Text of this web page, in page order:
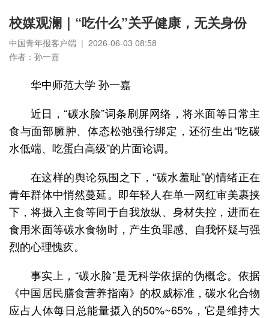
校媒观澜｜“吃什么”关乎健康，无关身份
中国青年报客户端 | 2026-06-03 08:58
作者：孙一嘉
华中师范大学 孙一嘉
近日，“碳水脸”词条刷屏网络，将米面等日常主
食与面部臃肿、体态松弛强行绑定，还衍生出“吃碳
水低端、吃蛋白高级”的片面论调。
在这样的舆论氛围之下，“碳水羞耻”的情绪正在
青年群体中悄然蔓延。即年轻人在单一网红审美裹挟
下，将摄入主食等同于自我放纵、身材失控，进而在
食用米面等碳水食物时，产生负罪感、自我怀疑与强
烈的心理愧疚。
事实上，“碳水脸”是无科学依据的伪概念。依据
《中国居民膳食营养指南》的权威标准，碳水化合物
应占人体每日总能量摄入的50%~65%，它是维持大